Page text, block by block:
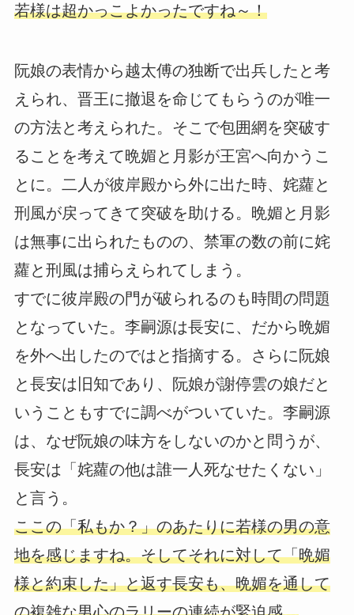
若様は超かっこよかったですね～！
阮娘の表情から越太傅の独断で出兵したと考
えられ、晋王に撤退を命じてもらうのが唯一
の方法と考えられた。そこで包囲網を突破す
ることを考えて晩媚と月影が王宮へ向かうこ
とに。二人が彼岸殿から外に出た時、姹蘿と
刑風が戻ってきて突破を助ける。晩媚と月影
は無事に出られたものの、禁軍の数の前に姹
蘿と刑風は捕らえられてしまう。
すでに彼岸殿の門が破られるのも時間の問題
となっていた。李嗣源は長安に、だから晩媚
を外へ出したのではと指摘する。さらに阮娘
と長安は旧知であり、阮娘が謝停雲の娘だと
いうこともすでに調べがついていた。李嗣源
は、なぜ阮娘の味方をしないのかと問うが、
長安は「姹蘿の他は誰一人死なせたくない」
と言う。
ここの「私もか？」のあたりに若様の男の意
地を感じますね。そしてそれに対して「晩媚
様と約束した」と返す長安も、晩媚を通して